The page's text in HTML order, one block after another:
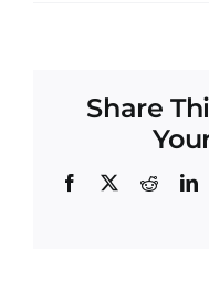
Share
Facebook
X Reddit